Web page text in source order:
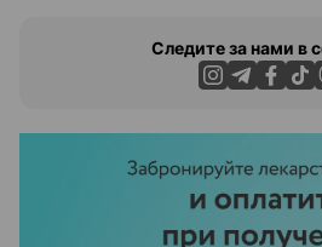
Следите за нами в